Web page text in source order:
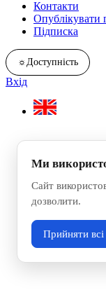
Контакти
Опублікувати
Підписка
☼ Доступність
Вхід
Ми
Сайт
дозволити.
Прийняти всі